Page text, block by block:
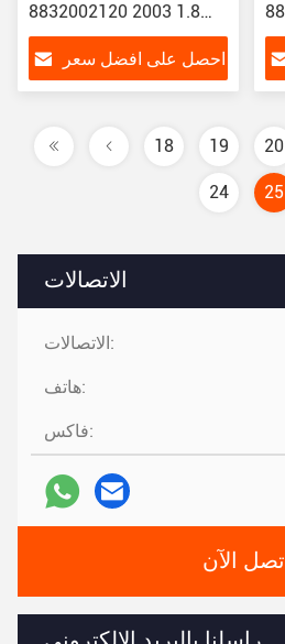
الاتصالات
الاتصالات:
هاتف:
فاكس:
اتصل الآن
1.8 2003 8832002120
883200212084
CO27000C 4711407
احصل على افضل سعر
18 19 20
24 25